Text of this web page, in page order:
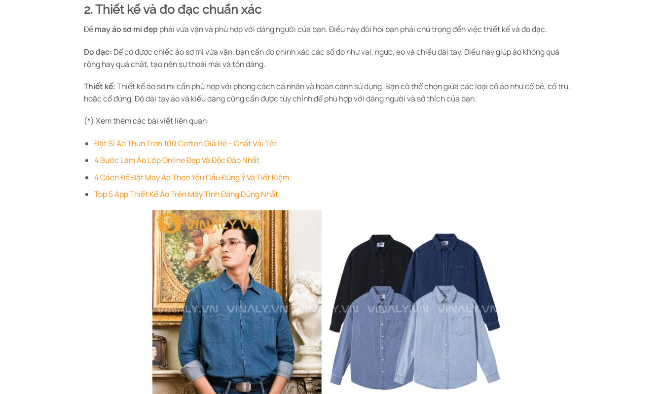
2. Thiết kế và đo đạc chuẩn xác
Đểmay áo sơ mi đẹp phải vừa vặn và phù hợp với dáng người của bạn. Điều này đòi hỏi bạn phải chú trọng đến việc thiết kế và đo đạc.
Đo đạc:Để có được chiếc áo sơ mi vừa vặn, bạn cần đo chính xác các số đo như vai, ngực, eo và chiều dài tay. Điều này giúp áo không quá
rộng hay quá chật, tạo nên sự thoải mái và tôn dáng.
Thiết kế:Thiết kế áo sơ mi cần phù hợp với phong cách cá nhân và hoàn cảnh sử dụng. Bạn có thể chọn giữa các loại cổ áo như cổ bẻ, cổ trụ,
hoặc cổ đứng. Độ dài tay áo và kiểu dáng cũng cần được tùy chỉnh để phù hợp với dáng người và sở thích của bạn.
(*) Xem thêm các bài viết liên quan:
Đặt Sỉ Áo Thun Trơn 100 Cotton Giá Rẻ – Chất Vải Tốt
4 Bước Làm Áo Lớp Online Đẹp Và Độc Đáo Nhất
4 Cách Để Đặt May Áo Theo Yêu Cầu Đúng Ý Và Tiết Kiệm
Top 5 App Thiết Kế Áo Trên Máy Tính Đáng Dùng Nhất